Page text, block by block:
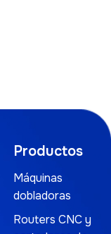
Productos
Máquinas
dobladoras
Routers CNC y